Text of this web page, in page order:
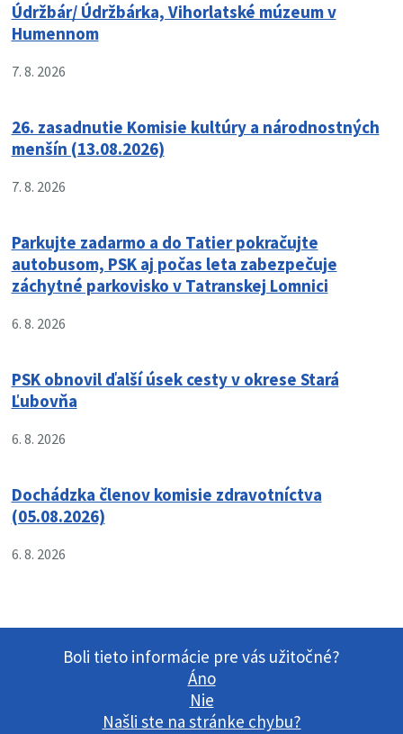
Údržbár/ Údržbárka, Vihorlatské múzeum v
Humennom
7. 8. 2026
26. zasadnutie Komisie kultúry a národnostných
menšín (13.08.2026)
7. 8. 2026
Parkujte zadarmo a do Tatier pokračujte
autobusom, PSK aj počas leta zabezpečuje
záchytné parkovisko v Tatranskej Lomnici
6. 8. 2026
PSK obnovil ďalší úsek cesty v okrese Stará
Ľubovňa
6. 8. 2026
Dochádzka členov komisie zdravotníctva
(05.08.2026)
6. 8. 2026
Boli tieto informácie pre vás užitočné?
Áno
Nie
Našli ste na stránke chybu?